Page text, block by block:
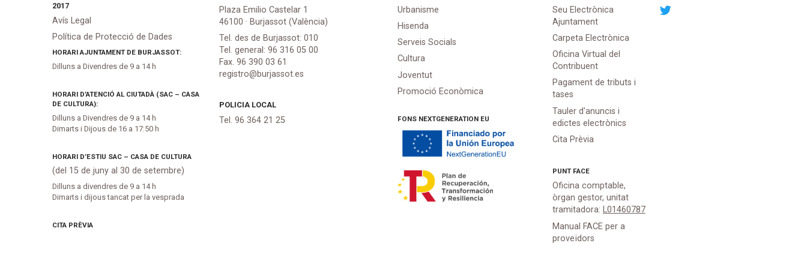
2017
Avís Legal
Política de Protecció de Dades
HORARI AJUNTAMENT DE BURJASSOT:
Dilluns a Divendres de 9 a 14 h
HORARI D’ATENCIÓ AL CIUTADÀ (SAC – CASA
DE CULTURA):
Dilluns a Divendres de 9 a 14 h
Dimarts i Dijous de 16 a 17:50 h
HORARI D’ESTIU SAC – CASA DE CULTURA
(del 15 de juny al 30 de setembre)
Dilluns a divendres de 9 a 14 h
Dimarts i dijous tancat per la vesprada
CITA PRÈVIA
Plaza Emilio Castelar 1
46100 · Burjassot (València)
Tel. des de Burjassot: 010
Tel. general: 96 316 05 00
Fax. 96 390 03 61
registro@burjassot.es
POLICIA LOCAL
Tel. 96 364 21 25
Urbanisme
Hisenda
Serveis Socials
Cultura
Joventut
Promoció Econòmica
FONS NEXTGENERATION EU
Seu Electrònica
Ajuntament
Carpeta Electrònica
Oficina Virtual del
Contribuent
Pagament de tributs i
tases
Tauler d'anuncis i
edictes electrònics
Cita Prèvia
PUNT FACE
Oficina comptable,
òrgan gestor, unitat
tramitadora: L01460787
Manual FACE per a
proveïdors